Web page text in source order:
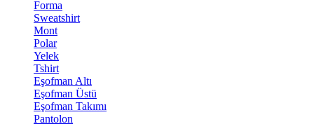
Forma
Sweatshirt
Mont
Polar
Yelek
Tshirt
Eşofman Altı
Eşofman Üstü
Eşofman Takımı
Pantolon